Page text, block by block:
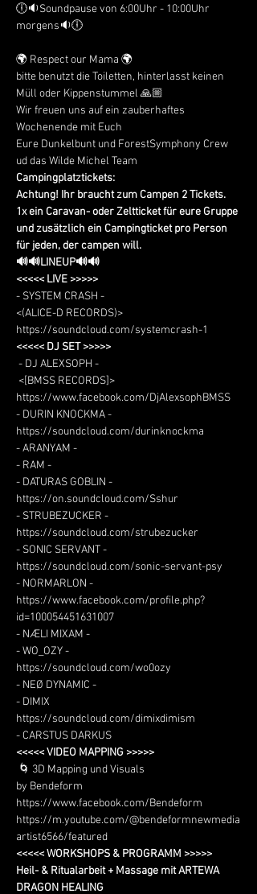
🕕🔉Soundpause von 6:00Uhr - 10:00Uhr
morgens🔉🕕
🌍 Respect our Mama 🌍
bitte benutzt die Toiletten, hinterlasst keinen
Müll oder Kippenstummel 🙏🏼
Wir freuen uns auf ein zauberhaftes
Wochenende mit Euch
Eure Dunkelbunt und ForestSymphony Crew
ud das Wilde Michel Team
Campingplatztickets:
Achtung! Ihr braucht zum Campen 2 Tickets.
1x ein Caravan- oder Zeltticket für eure Gruppe
und zusätzlich ein Campingticket pro Person
für jeden, der campen will.
🔊🔊LINEUP🔊🔊
<<<<< LIVE >>>>>
- SYSTEM CRASH -
<(ALICE-D RECORDS)>
https://soundcloud.com/systemcrash-1
<<<<< DJ SET >>>>>
- DJ ALEXSOPH -
<[BMSS RECORDS]>
https://www.facebook.com/DjAlexsophBMSS
- DURIN KNOCKMA -
https://soundcloud.com/durinknockma
- ARANYAM -
- RAM -
- DATURAS GOBLIN -
https://on.soundcloud.com/Sshur
- STRUBEZUCKER -
https://soundcloud.com/strubezucker
- SONIC SERVANT -
https://soundcloud.com/sonic-servant-psy
- NORMARLON -
https://www.facebook.com/profile.php?
id=100054451631007
- NÆLI MIXAM -
- WO_OZY -
https://soundcloud.com/wo0ozy
- NEØ DYNAMIC -
- DIMIX
https://soundcloud.com/dimixdimism
- CARSTUS DARKUS
<<<<< VIDEO MAPPING >>>>>
🌀 3D Mapping und Visuals
by Bendeform
https://www.facebook.com/Bendeform
https://m.youtube.com/@bendeformnewmedia
artist6566/featured
<<<<< WORKSHOPS & PROGRAMM >>>>>
Heil- & Ritualarbeit + Massage mit ARTEWA
DRAGON HEALING